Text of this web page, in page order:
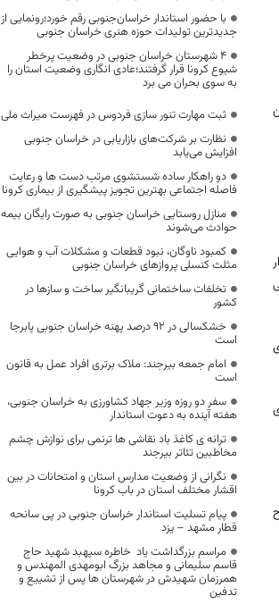
با حضور استاندار خراسان‌جنوبی رقم خورد؛رونمایی از
جدیدترین تولیدات حوزه هنری خراسان جنوبی
4 شهرستان خراسان جنوبی در وضعیت پرخطر
شیوع کرونا قرار گرفتند؛عادی انگاری وضعیت استان را
به سوی بحران می برد
ثبت مهارت تنور سازی فردوس در فهرست میراث ملی
نظارت بر شرکت‌های بازاریابی در خراسان جنوبی
افزایش می‌یابد
دو راهکار ساده شستشوی مرتب دست ها و رعایت
فاصله اجتماعی بهترین تجویز پیشگیری از بیماری کرونا
منازل روستایی خراسان جنوبی به صورت رایگان بیمه
حوادث می‌شوند
کمبود ناوگان، نبود قطعات و مشکلات آب و هوایی
مثلث کنسلی پروازهای خراسان جنوبی
تخلفات ساختمانی گریبانگیر ساخت و ساز‌ها در
کشور
خشکسالی در ۹۲ درصد پهنه خراسان جنوبی پابرجا
است
امام جمعه بیرجند: ملاک برتری افراد عمل به قانون
است
سفر دو روزه وزیر جهاد کشاورزی به خراسان جنوبی،
هفته آینده به دعوت استاندار
ترانه ی کاغذ باد نقاشی ها ترنمی برای نوازش چشم
مخاطبین تئاتر بیرجند
نگرانی از وضعیت مدارس استان و امتحانات در بین
اقشار مختلف استان در باب کرونا
پیام تسلیت استاندار خراسان جنوبی در پی سانحه
قطار مشهد – یزد
مراسم بزرگداشت یاد خاطره سپهبد شهید حاج
قاسم سلیمانی و مجاهد بزرگ ابومهدی المهندس و
همرزمان شهیدش در شهرستان ها پس از تشییع و
تدفین